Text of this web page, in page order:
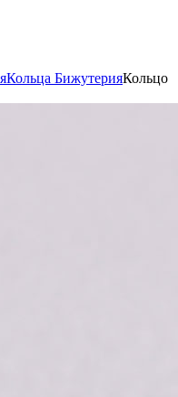
Кольца БижутерияКольцо